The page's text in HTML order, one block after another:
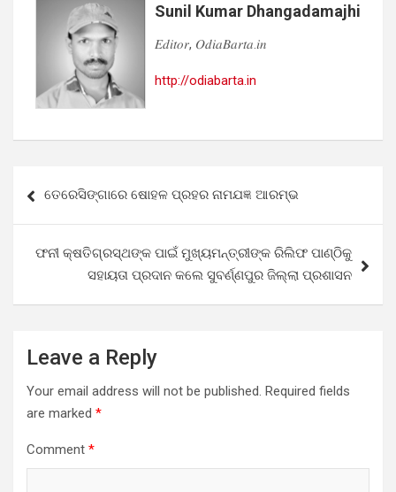
Sunil Kumar Dhangadamajhi
𝐸𝑑𝑖𝑡𝑜𝑟, 𝑂𝑑𝑖𝑎𝐵𝑎𝑟𝑡𝑎.𝑖𝑛
http://odiabarta.in
navigation
ତେରେସିଙ୍ଗାରେ ଷୋହଳ ପ୍ରହର ନାମଯଜ୍ଞ ଆରମ୍ଭ
ଫନୀ କ୍ଷତିଗ୍ରସ୍ଥଙ୍କ ପାଇଁ ମୁଖ୍ୟମନ୍ତ୍ରୀଙ୍କ ରିଲିଫ ପାଣ୍ଠିକୁ
ସହାୟତା ପ୍ରଦାନ କଲେ ସୁବର୍ଣ୍ଣପୁର ଜିଲ୍ଲା ପ୍ରଶାସନ
Leave a Reply
Your email address will not be published. Required fields
are marked *
Comment *